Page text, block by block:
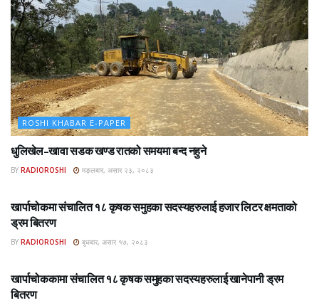
ROSHI KHABAR E-PAPER
धुलिखेल–खावा सडक खण्ड रातको समयमा बन्द नहुने
BY RADIOROSHI मङ्लबार, असार २३, २०८३
खार्पाचोकमा संचालित १८ कृषक समुहका सदस्यहरुलाई हजार लिटर क्षमताको
ड्रम बितरण
BY RADIOROSHI बुधबार, असार १७, २०८३
खार्पाचोककामा संचालित १८ कृषक समुहका सदस्यहरुलाई खानेपानी ड्रम
बितरण